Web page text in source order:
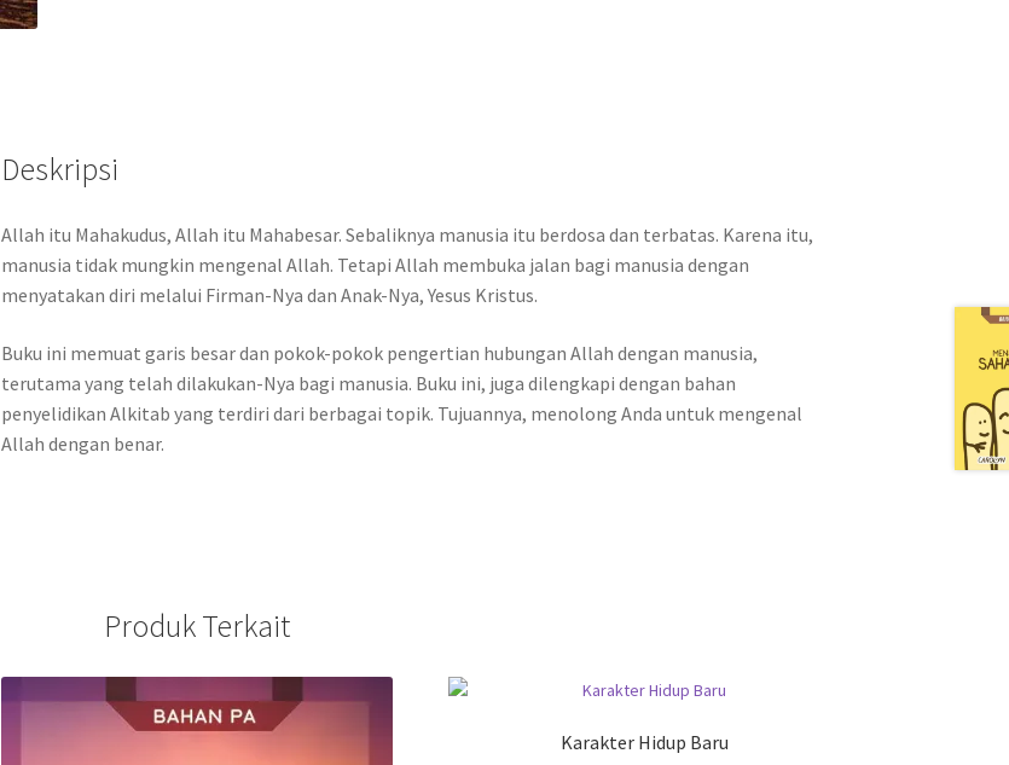
Deskripsi
Allah itu Mahakudus, Allah itu Mahabesar. Sebaliknya manusia itu berdosa dan terbatas. Karena itu,
manusia tidak mungkin mengenal Allah. Tetapi Allah membuka jalan bagi manusia dengan
menyatakan diri melalui Firman-Nya dan Anak-Nya, Yesus Kristus.
Buku ini memuat garis besar dan pokok-pokok pengertian hubungan Allah dengan manusia,
terutama yang telah dilakukan-Nya bagi manusia. Buku ini, juga dilengkapi dengan bahan
penyelidikan Alkitab yang terdiri dari berbagai topik. Tujuannya, menolong Anda untuk mengenal
Allah dengan benar.
Produk Terkait
Karakter Hidup Baru